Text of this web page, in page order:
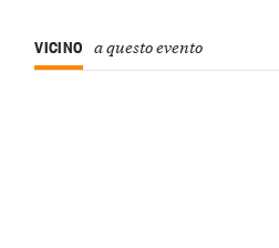
VICINO a questo evento